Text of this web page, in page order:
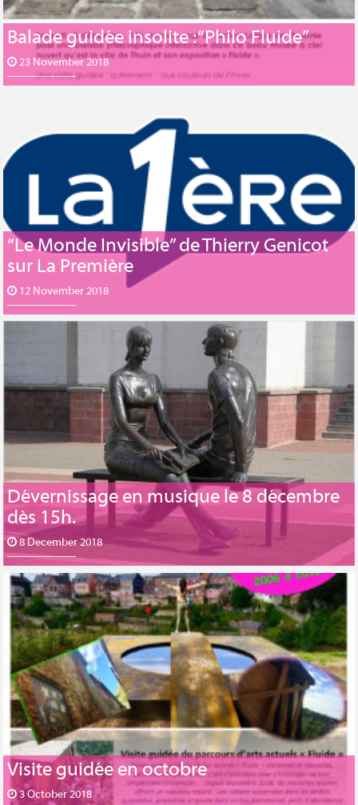
Balade guidée insolite : “Philo Fluide”
23 November 2018
“Le Monde Invisible” de Thierry Genicot
sur La Première
12 November 2018
Dévernissage en musique le 8 décembre
dès 15h.
8 December 2018
Visite guidée en octobre
3 October 2018